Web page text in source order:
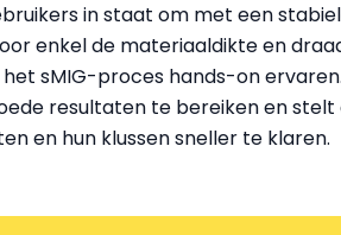
in staat om met een
enkel de materiaaldikte en
sMIG-proces hands-on
resultaten te bereiken en
en hun klussen sneller te klaren.